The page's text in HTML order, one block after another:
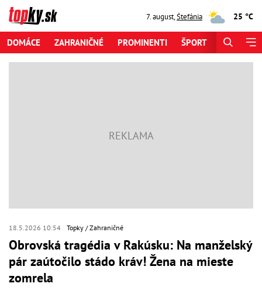
7. august,Štefánia 25 °C
DOMÁCE ZAHRANIČNÉ PROMINENTI ŠPORT
18.5.2026 10:54 Topky Zahraničné
Obrovská tragédia v Rakúsku: Na manželský
pár zaútočilo stádo kráv! Žena na mieste
zomrela